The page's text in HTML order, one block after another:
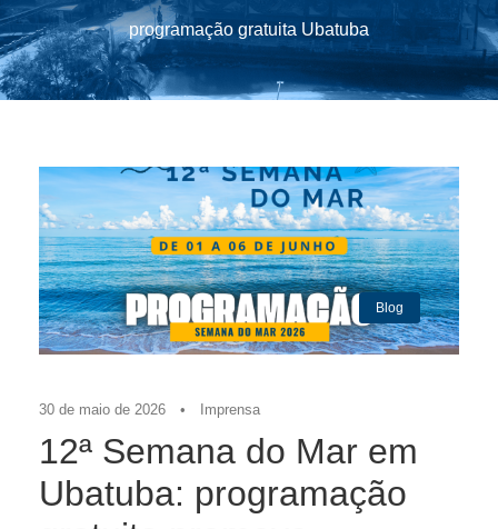
programação gratuita Ubatuba
Blog
30 de maio de 2026 • Imprensa
12ª Semana do Mar em
Ubatuba: programação